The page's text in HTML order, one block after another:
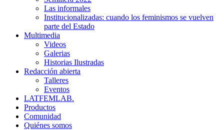
Las informales
Institucionalizadas: cuando los feminismos se vuelven
parte del Estado
Multimedia
Videos
Galerias
Historias Ilustradas
Redacción abierta
Talleres
Eventos
LATFEMLAB.
Productos
Comunidad
Quiénes somos